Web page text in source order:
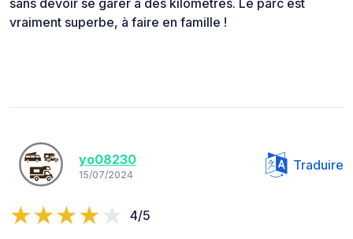
sans devoir se garer à des kilomètres. Le parc est
vraiment superbe, à faire en famille !
yo08230
15/07/2024
Traduire
4/5